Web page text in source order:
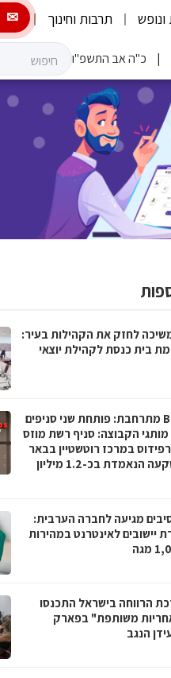
ונופש תרבות וחינוך
כ"ה אב התשפ"ו
לחזק את הקהילות בעיר:
בית כנסת לקהילת יוצאי
קבוצת BBB מתרחבת: פותחת שני סניפים
הקבוצה: סניף רשת מוזס
במרכז רוטשטיין בבאר
יעקב בהשקעה הנאמדת בכ-1.2 מיליון
מגיעה לחברה הערבית:
יישובים לאינטרנט במהירות
הרווחה בישראל התכנסו
משותפת" בפארק
הנגב